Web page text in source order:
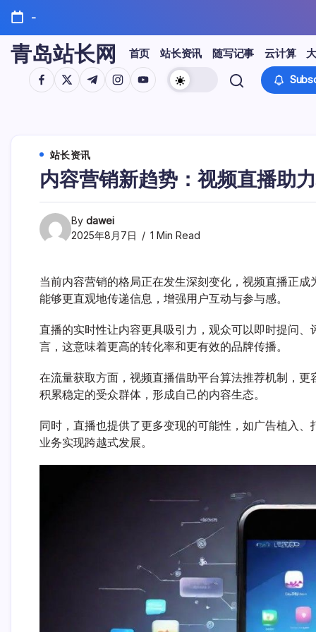
Skip
content
-
青岛站长网 首页 站长资讯 随写记事 云计算
https://www.facebook.com/
https://twitter.com/
https://t.me/
https://www.instagram.com/
https://youtube.com/
站长资讯
内容营销新趋势：视频直播助
By dawei
2025年8月7日
1 Min Read
当前内容营销的格局正在发生深刻变化，视频直播正
能够更直观地传递信息，增强用户互动与参与感。
直播的实时性让内容更具吸引力，观众可以即时提问
言，这意味着更高的转化率和更有效的品牌传播。
在流量获取方面，视频直播借助平台算法推荐机制，
积累稳定的受众群体，形成自己的内容生态。
同时，直播也提供了更多变现的可能性，如广告植入
业务实现跨越式发展。